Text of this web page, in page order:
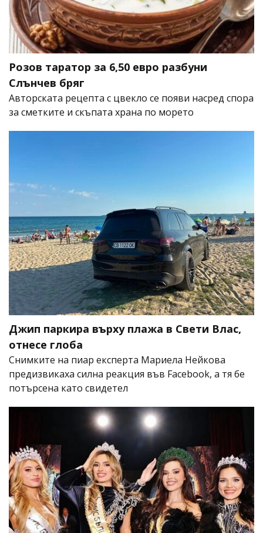
Розов таратор за 6,50 евро разбуни
Слънчев бряг
Авторската рецепта с цвекло се появи насред спора
за сметките и скъпата храна по морето
Джип паркира върху плажа в Свети Влас,
отнесе глоба
Снимките на пиар експерта Мариела Нейкова
предизвикаха силна реакция във Facebook, а тя бе
потърсена като свидетел